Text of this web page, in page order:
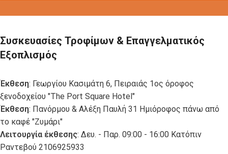
Συσκευασίες Τροφίμων & Επαγγελματικός
Εξοπλισμός
Έκθεση: Γεωργίου Κασιμάτη 6, Πειραιάς 1ος όροφος
ξενοδοχείου "The Port Square Hotel"
Έκθεση: Πανόρμου & Αλέξη Παυλή 31 Ημιόροφος πάνω από
το καφέ "Ζυμάρι"
Λειτουργία έκθεσης: Δευ. - Παρ. 09:00 - 16:00 Κατόπιν
Ραντεβού 2106925933